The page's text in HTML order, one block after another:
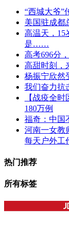
“西城大爷”
美国驻成都
高温天，15
是……
高考696分
高甜时刻，
杨振宁欣然
我们奋力抗
【战疫全
180万例
福奇：中国
河南一女教
每天户外工
热门推荐
所有标签